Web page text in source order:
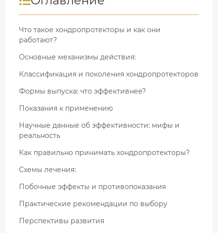
Что такое хондропротекторы и как они
работают?
Основные механизмы действия:
Классификация и поколения хондропротекторов
Формы выпуска: что эффективнее?
Показания к применению
Научные данные об эффективности: мифы и
реальность
Как правильно принимать хондропротекторы?
Схемы лечения:
Побочные эффекты и противопоказания
Практические рекомендации по выбору
Перспективы развития